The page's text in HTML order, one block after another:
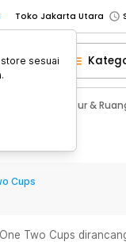
Toko Jakarta Utara
Toko Tangerang
Toko Cikupa
Pick n Go Jakarta Barat
Pick n Go Bekasi
Toko Jakarta Barat
Toko Tangerang
Dapur &
Cups
Two Cups
sesuai